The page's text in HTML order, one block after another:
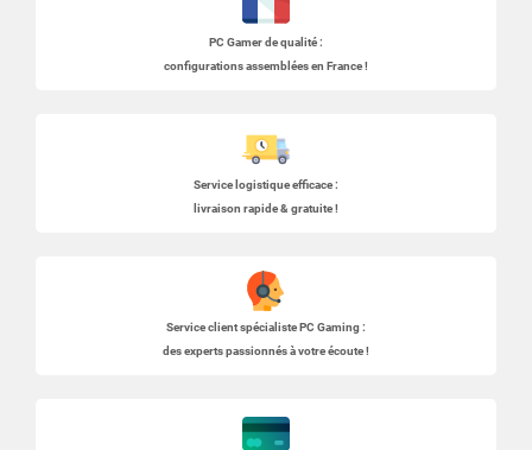
PC Gamerde qualité :
configurations assemblées en France !
Service logistique efficace :
livraison rapide & gratuite !
Service client spécialistePC Gaming:
des experts passionnés à votre écoute !